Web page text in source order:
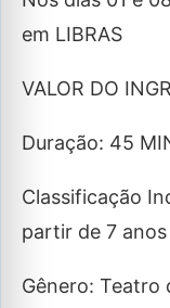
em LIBRAS
VALOR DO
Duração: 45
Classificação
partir de 7 anos
Gênero: Teatro